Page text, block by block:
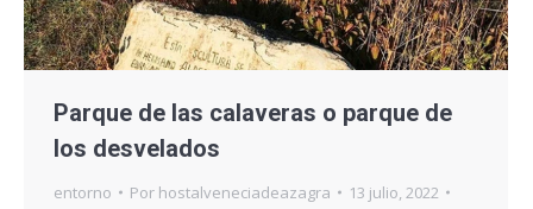
Parque de las calaveras o parque de
los desvelados
entorno Por hostalveneciadeazagra
13 julio, 2022